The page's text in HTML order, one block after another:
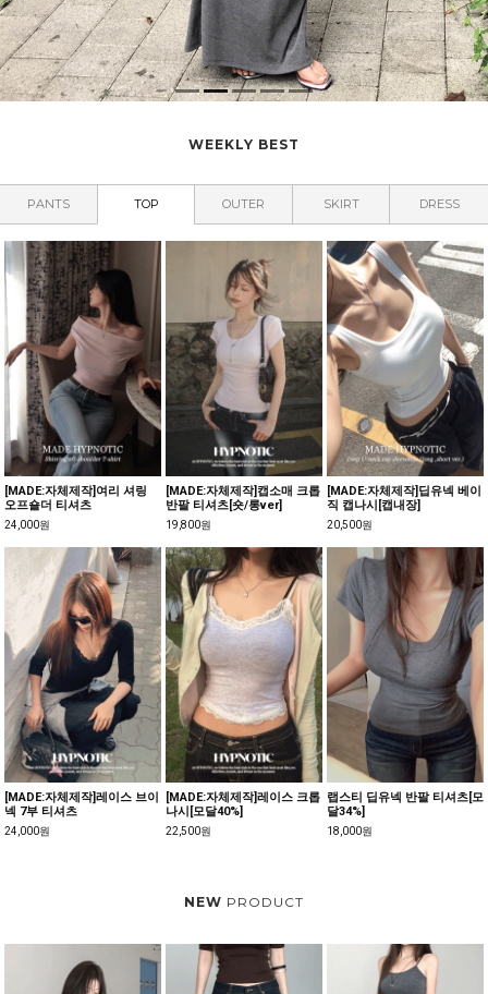
WEEKLY BEST
PANTS TOP OUTER SKIRT DRESS
[MADE:자체제작]여리 셔링
오프숄더 티셔츠
24,000원
[MADE:자체제작]캡소매 크롭
반팔 티셔츠[숏/롱ver]
19,800원
[MADE:자체제작]딥유넥 베이
직 캡나시[캡내장]
20,500원
[MADE:자체제작]레이스 브이
넥 7부 티셔츠
24,000원
[MADE:자체제작]레이스 크롭
나시[모달40%]
22,500원
랩스티 딥유넥 반팔 티셔츠[모
달34%]
18,000원